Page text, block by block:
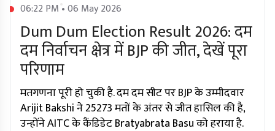
06:22 PM • 06 May 2026
Dum Dum Election Result 2026: दम
दम निर्वाचन क्षेत्र में BJP की जीत, देखें पूरा
परिणाम
मतगणना पूरी हो चुकी है. दम दम सीट पर BJP के उम्मीदवार
Arijit Bakshi ने 25273 मतों के अंतर से जीत हासिल की है,
उन्होंने AITC के कैंडिडेट Bratyabrata Basu को हराया है.